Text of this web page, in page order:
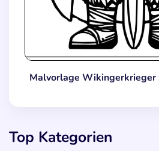
Malvorlage Wikingerkrieger
Top Kategorien